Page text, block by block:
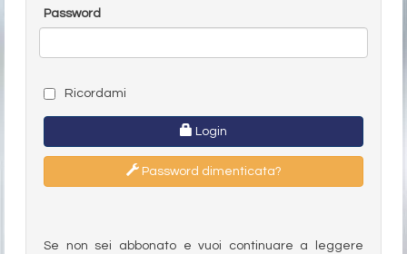
Password
Ricordami
Login
Password dimenticata?
Se non sei abbonato e vuoi continuare a leggere